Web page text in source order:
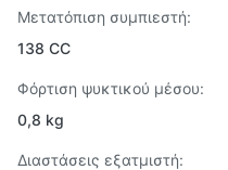
Μετατόπιση συμπιεστή:
138 CC
Φόρτιση ψυκτικού μέσου:
0,8 kg
Διαστάσεις εξατμιστή: